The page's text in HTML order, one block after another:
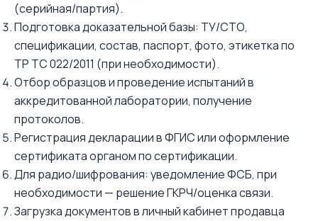
(серийная/партия).
Подготовка доказательной базы: ТУ/СТО,
спецификации, состав, паспорт, фото, этикетка по
ТР ТС 022/2011 (при необходимости).
Отбор образцов и проведение испытаний в
аккредитованной лаборатории, получение
протоколов.
Регистрация декларации в ФГИС или оформление
сертификата органом по сертификации.
Для радио/шифрования: уведомление ФСБ, при
необходимости — решение ГКРЧ/оценка связи.
Загрузка документов в личный кабинет продавца